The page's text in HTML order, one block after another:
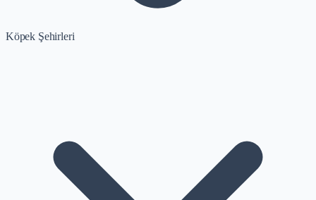
Köpek Şehirleri